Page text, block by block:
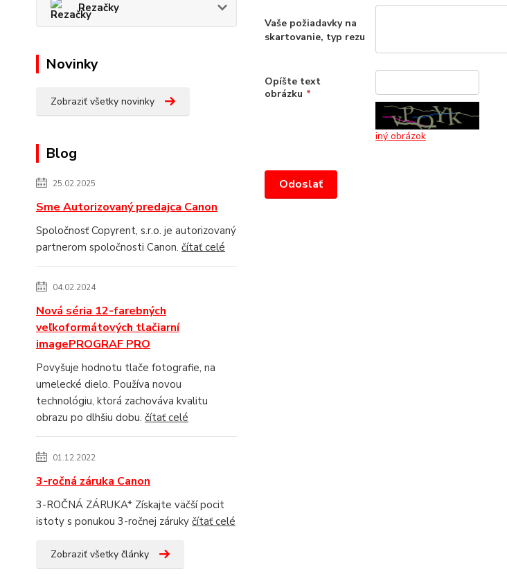
Rezačky
Novinky
Zobraziť všetky novinky
Blog
25.02.2025
Sme Autorizovaný predajca Canon
Spoločnosť Copyrent, s.r.o. je autorizovaný
partnerom spoločnosti Canon. čítať celé
04.02.2024
Nová séria 12-farebných
veľkoformátových tlačiarní
imagePROGRAF PRO
Povyšuje hodnotu tlače fotografie, na
umelecké dielo. Používa novou
technológiu, ktorá zachováva kvalitu
obrazu po dlhšiu dobu. čítať celé
01.12.2022
3-ročná záruka Canon
3-ROČNÁ ZÁRUKA* Získajte väčší pocit
istoty s ponukou 3-ročnej záruky čítať celé
Zobraziť všetky články
Vaše požiadavky na
skartovanie, typ rezu
Opíšte text
obrázku *
iný obrázok